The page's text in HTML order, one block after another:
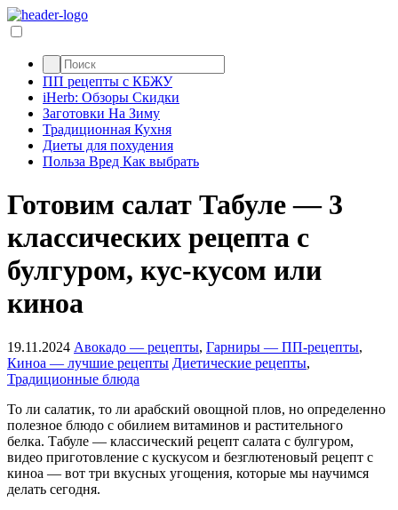
ПП рецепты с КБЖУ
iHerb: Обзоры Скидки
Заготовки На Зиму
Традиционная Кухня
Диеты для похудения
Польза Вред Как выбрать
Готовим салат Табуле — 3
классических рецепта с
булгуром, кус-кусом или
киноа
19.11.2024 Авокадо — рецепты, Гарниры — ПП-рецепты,
Киноа — лучшие рецепты Диетические рецепты,
Традиционные блюда
То ли салатик, то ли арабский овощной плов, но определенно
полезное блюдо с обилием витаминов и растительного
белка. Табуле — классический рецепт салата с булгуром,
видео приготовление с кускусом и безглютеновый рецепт с
киноа — вот три вкусных угощения, которые мы научимся
делать сегодня.